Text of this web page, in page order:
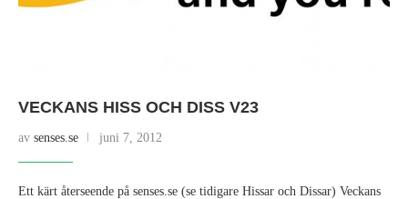
VECKANS HISS OCH DISS V23
av senses.se juni 7, 2012
Ett kärt återseende på senses.se (se tidigare Hissar och Dissar) Veckans